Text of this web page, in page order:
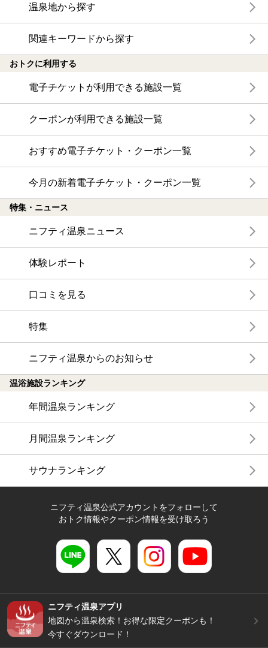
温泉地から探す
関連キーワードから探す
おトクに利用する
電子チケットが利用できる施設一覧
クーポンが利用できる施設一覧
おすすめ電子チケット・クーポン一覧
今月の新着電子チケット・クーポン一覧
特集・ニュース
ニフティ温泉ニュース
体験レポート
口コミを見る
特集
ニフティ温泉からのお知らせ
温浴施設ランキング
年間温泉ランキング
月間温泉ランキング
サウナランキング
ニフティ温泉公式アカウントをフォローして
おトク情報やクーポン情報を受け取ろう
ニフティ温泉アプリ
地図から温泉検索！お得な限定クーポンも！
今すぐダウンロード！